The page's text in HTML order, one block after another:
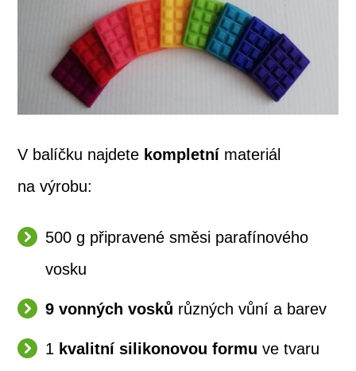
V balíčku najdete kompletní materiál
na výrobu:
500 g připravené směsi parafínového
vosku
9 vonných vosků různých vůní a barev
1 kvalitní silikonovou formu ve tvaru